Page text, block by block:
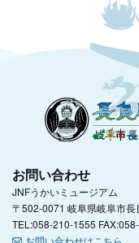
お問い合わせ
JNFうかいミュージアム
〒502-0071 岐阜県岐阜市長
TEL:058-210-1555